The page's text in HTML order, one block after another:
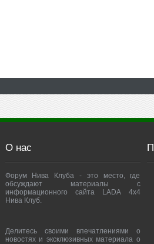
О нас
Форум Нива Клуба - это место, где
обсуждают материалы с
информационного сайта LADA 4x4
Нива Клуб.
Делитесь своими впечатлениями о
новостях и эксклюзивных материала о